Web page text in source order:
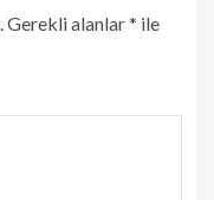
Gerekli alanlar* ile